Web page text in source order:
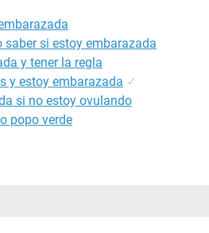
si estoy embarazada
y tener la regla
y estoy embarazada ✓
si no estoy ovulando
popo verde